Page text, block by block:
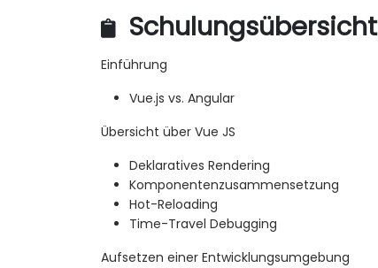
Schulungsübersicht
Einführung
Vue.js vs. Angular
Übersicht über Vue JS
Deklaratives Rendering
Komponentenzusammensetzung
Hot-Reloading
Time-Travel Debugging
Aufsetzen einer Entwicklungsumgebung